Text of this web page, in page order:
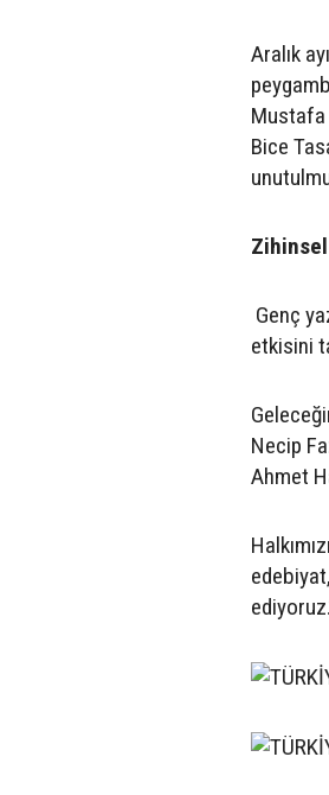
Aralık
Mustafa
Bice
Zihinsel
Genç
etkisini
Necip
Ahmet